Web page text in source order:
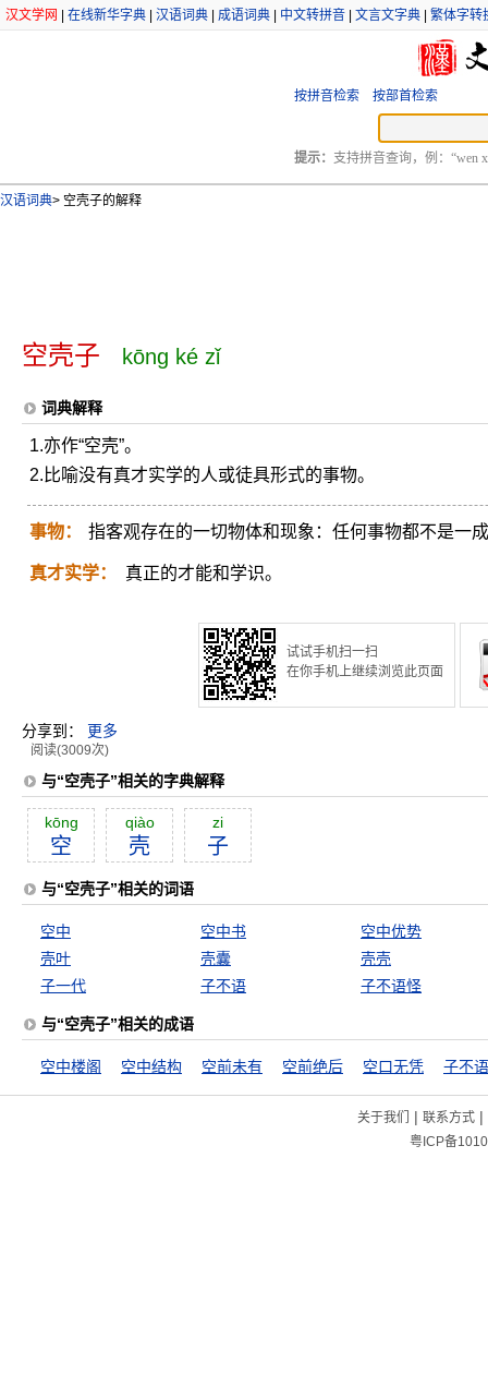
汉文学网 在线新华字典 汉语词典 成语词典 中文转拼音 文言文字典 繁体字转
按拼音检索 按部首检索
提示： 支持拼音查询，例：“wen
汉语词典> 空壳子的解释
空壳子 kōng ké zǐ
词典解释
1.亦作“空壳”。
2.比喻没有真才实学的人或徒具形式的事物。
事物： 指客观存在的一切物体和现象：任何事物都不是一
真才实学： 真正的才能和学识。
试试手机扫一扫
在你手机上继续浏览此页面
分享到： 更多
阅读(3009次)
与“空壳子”相关的字典解释
kōng
空
qiào
壳
zi
子
与“空壳子”相关的词语
空中 空中书
空中优势
壳叶
壳囊
壳壳
子一代
子不语 子不语怪
与“空壳子”相关的成语
空中楼阁 空中结构 空前未有 空前绝后 空口无凭 子不
关于我们 | 联系方式|
粤ICP备